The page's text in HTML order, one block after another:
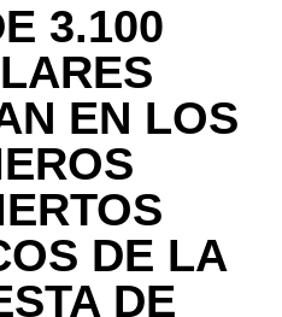
3.100
EN LOS
DE LA
DE